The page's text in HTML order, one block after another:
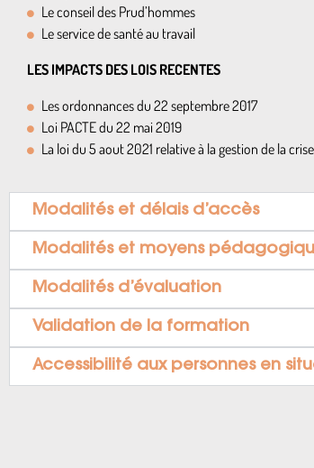
Le conseil des Prud’hommes
Le service de santé au travail
LES IMPACTS DES LOIS RECENTES
Les ordonnances du 22 septembre 2017
Loi PACTE du 22 mai 2019
La loi du 5 aout 2021 relative à la gestion de la
Modalités et délais d’accès
Modalités et moyens
Modalités d’évaluation
Validation de la formation
Accessibilité aux personnes en